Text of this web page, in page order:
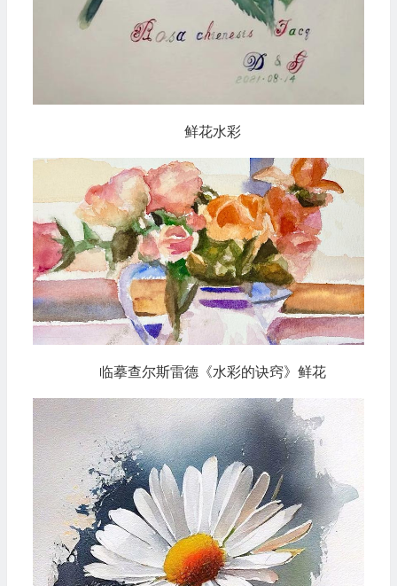
鲜花水彩
临摹查尔斯雷德《水彩的诀窍》鲜花